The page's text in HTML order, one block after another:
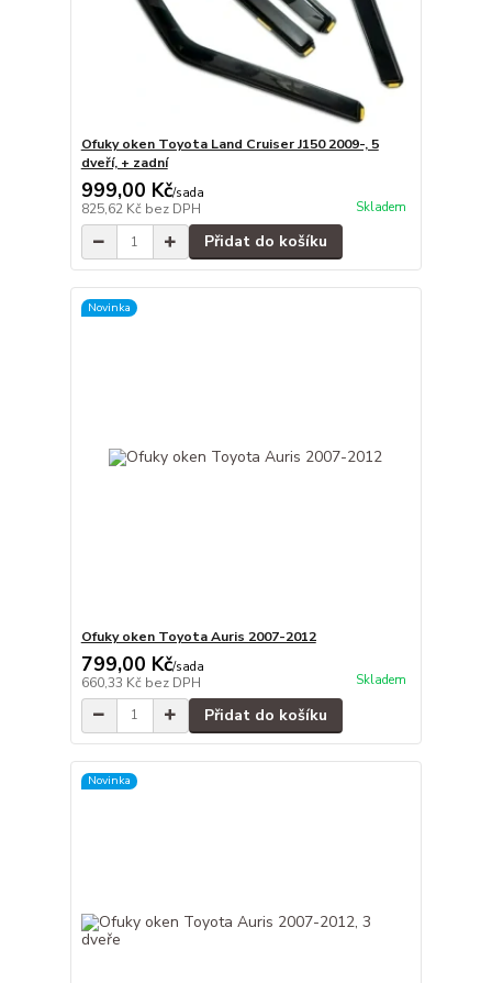
Ofuky oken Toyota Land Cruiser J150 2009-, 5
dveří, + zadní
999,00 Kč/sada
825,62 Kč bez DPH Skladem
Přidat do košíku
Novinka
Ofuky oken Toyota Auris 2007-2012
799,00 Kč/sada
660,33 Kč bez DPH Skladem
Přidat do košíku
Novinka